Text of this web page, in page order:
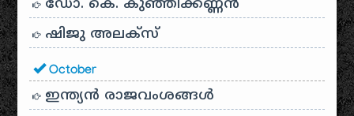
ഡോ. കെ. കുഞ്ഞിക്കണ്ണൻ
ഷിജു അലക്സ്
October
ഇന്ത്യൻ രാജവംശങ്ങൾ